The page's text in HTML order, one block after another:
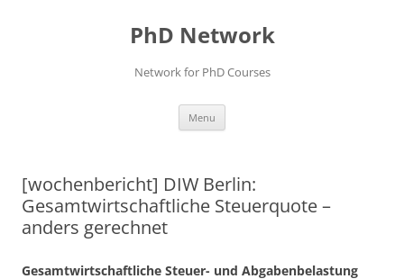
PhD Network
Network for PhD Courses
Menu
[wochenbericht] DIW Berlin:
Gesamtwirtschaftliche Steuerquote –
anders gerechnet
Gesamtwirtschaftliche Steuer- und Abgabenbelastung